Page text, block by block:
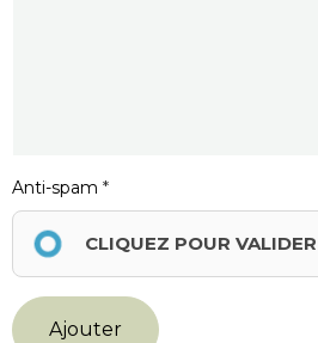
Anti-spam
CLIQUEZ POUR VALIDER
Ajouter